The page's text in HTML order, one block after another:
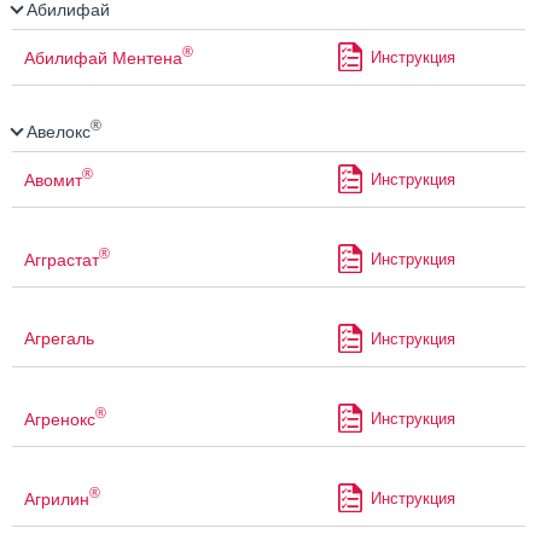
Абилифай
Абилифай Ментена® Инструкция
Авелокс®
Авомит® Инструкция
Агграстат® Инструкция
Агрегаль Инструкция
Агренокс® Инструкция
Агрилин® Инструкция